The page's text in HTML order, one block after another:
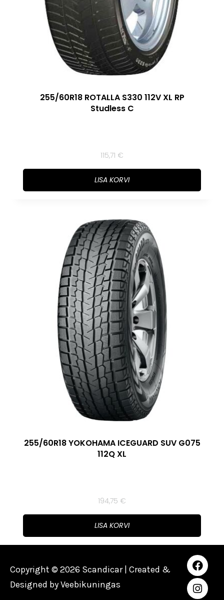
255/60R18 ROTALLA S330 112V XL RP
Studless C
115,71 €
LISA KORVI
255/60R18 YOKOHAMA ICEGUARD SUV G075
112Q XL
194,75 €
LISA KORVI
Copyright © 2026 Scandicar | Created &
Designed byVeebikuningas